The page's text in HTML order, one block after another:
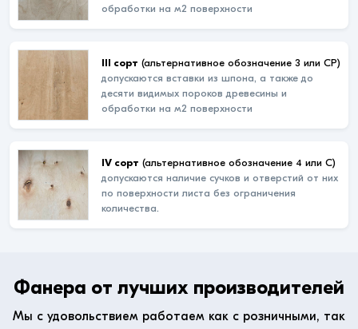
обработки на м2 поверхности
III сорт (альтернативное обозначение 3 или СР)
допускаются вставки из шпона, а также до
десяти видимых пороков древесины и
обработки на м2 поверхности
IV сорт (альтернативное обозначение 4 или С)
допускаются наличие сучков и отверстий от них
по поверхности листа без ограничения
количества.
Фанера от лучших производителей
Мы с удовольствием работаем как с розничными, так